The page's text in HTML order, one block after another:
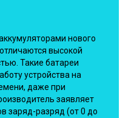
нового
высокой
Такие батареи
устройства на
даже при
заявляет
заряд-разряд (от 0 до